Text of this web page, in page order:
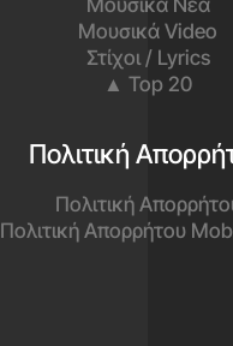
Μουσικά Νέα
Μουσικά Video
Στίχοι / Lyrics
▲ Top 20
Πολιτική
Πολιτική
Πολιτική Απορρήτου